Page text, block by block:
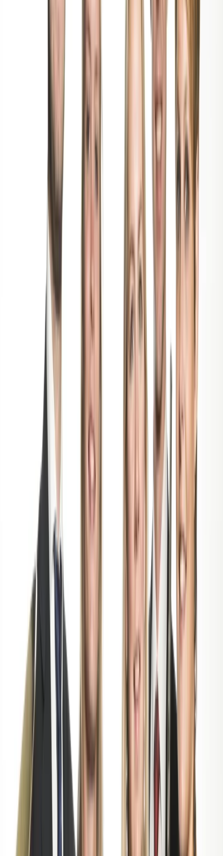
Projecten
Amsterdam Wind Quintet naar China
Amsterdam Wind Quintet
naar China
1 juni 2017
Het Amsterdam Wind Quintet is opgericht in 2006 en geeft
sindsdien niet alleen kamermuziekconcerten door heel Nederland
maar heeft ook een internationale reputatie opgebouwd. In juli
2017 zal het ensemble voor de tweede keer op concerttournee
gaan naar China. Tijdens deze tournee zal het ensemble muziek
van o.a Mozart, Bach, Smetana en Mendelssohn spelen.
Kijk voor meer informatie op www.amsterdamwindquintet.nl.
Speeldata
vrijdag 07-07-2017 SHANGHAI (China) 20:00 uur
Huangpu Theatre
780 Beijing E Rd, Huangpu Qu, China
zaterdag 08-07-2017 JINJIANG (China) 20:00 uur
Jinjiang Culture Center,
Zuchang Concert Hall
zondag 09-07-2017 CHANGSHA (China) 20:00 uur
Changsha Concert Hall,
Xinhe Sanjiaozhou, Kaifu District,
Changsha
vrijdag 14-07-2017 LINYI (China) 20:00 uur
Linyi Grand Theatre, Linyi, China
zaterdag 15-07-2017 BEIJING (China) 20:00 uur
Tsinghua University - Mongmanwai concert hall,
Beijing